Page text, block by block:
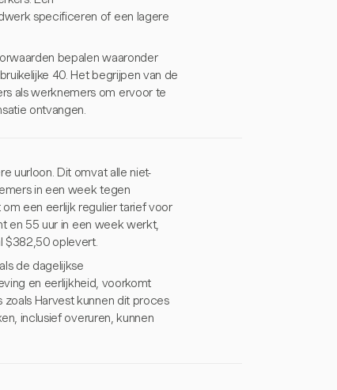
specificeren of een lagere
bepalen waaronder
40. Het begrijpen van de
als werknemers om ervoor te
ontvangen.
uurloon. Dit omvat alle niet-
in een week tegen
een eerlijk regulier tarief voor
en 55 uur in een week werkt,
$382,50 oplevert.
de dagelijkse
en eerlijkheid, voorkomt
Harvest kunnen dit proces
inclusief overuren, kunnen